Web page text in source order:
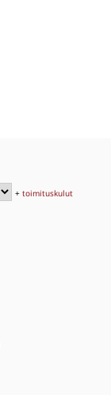
+toimituskulut